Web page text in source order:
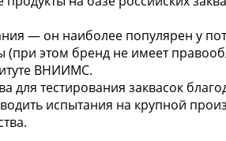
— он наиболее популярен у
этом бренд не имеет
ВНИИМС.
тестирования заквасок
испытания на крупной